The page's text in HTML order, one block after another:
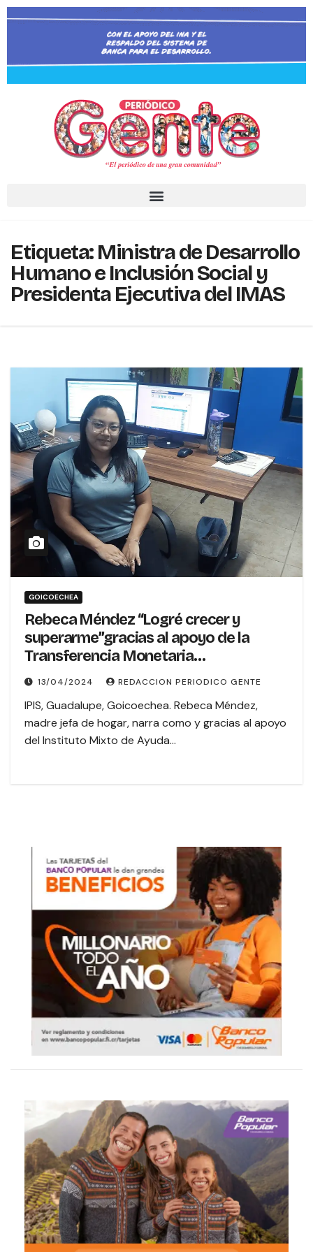
Etiqueta:Ministra de Desarrollo
Humano e Inclusión Social y
Presidenta Ejecutiva del IMAS
GOICOECHEA
Rebeca Méndez “Logré crecer y
superarme”gracias al apoyo de la
Transferencia Monetaria
Condicionada Cuidado y Desarrollo
13/04/2024 REDACCION PERIODICO GENTE
IPIS, Guadalupe, Goicoechea. Rebeca Méndez,
madre jefa de hogar, narra como y gracias al apoyo
del Instituto Mixto de Ayuda…